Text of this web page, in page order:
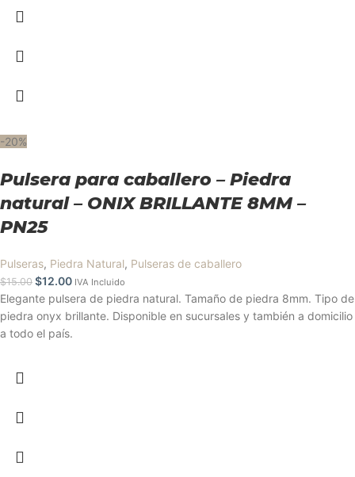
-20%
Pulsera para caballero – Piedra
natural – ONIX BRILLANTE 8MM –
PN25
Pulseras, Piedra Natural, Pulseras de caballero
$15.00 $12.00 IVA Incluido
Elegante pulsera de piedra natural. Tamaño de piedra 8mm. Tipo de
piedra onyx brillante. Disponible en sucursales y también a domicilio
a todo el país.